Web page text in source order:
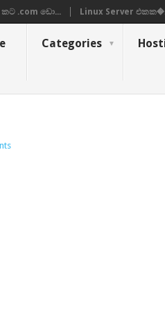
කට .com ඩො... Linux Server
Categories